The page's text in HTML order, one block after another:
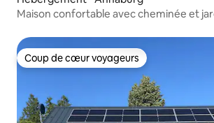
Maison confortable avec cheminée et
Coup de cœur voyageurs
Coup de cœur voyageurs